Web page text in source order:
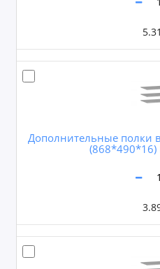
Дополнительные полки